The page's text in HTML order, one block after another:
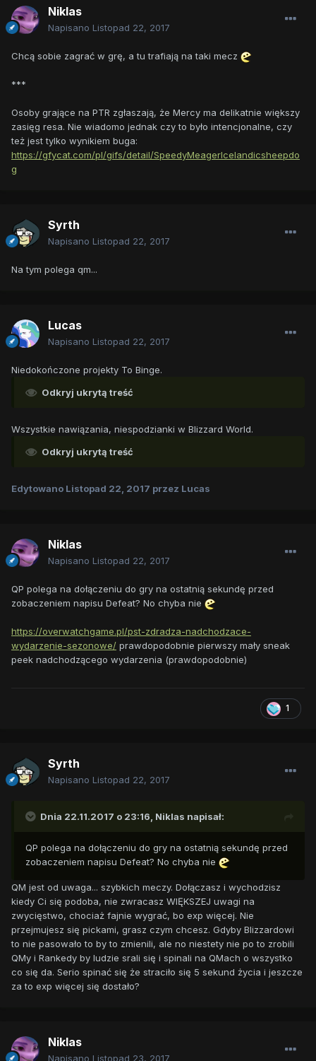
Niklas
Napisano Listopad 22, 2017
Chcą sobie zagrać w grę, a tu trafiają na taki mecz
***
Osoby grające na PTR zgłaszają, że Mercy ma delikatnie większy
zasięg resa. Nie wiadomo jednak czy to było intencjonalne, czy
też jest tylko wynikiem buga:
https://gfycat.com/pl/gifs/detail/SpeedyMeagerIcelandicsheepdo
g
Syrth
Napisano Listopad 22, 2017
Na tym polega qm...
Lucas
Napisano Listopad 22, 2017
Niedokończone projekty To Binge.
Odkryj ukrytą treść
Wszystkie nawiązania, niespodzianki w Blizzard World.
Odkryj ukrytą treść
Edytowano Listopad 22, 2017 przez Lucas
Niklas
Napisano Listopad 22, 2017
QP polega na dołączeniu do gry na ostatnią sekundę przed
zobaczeniem napisu Defeat? No chyba nie
https://overwatchgame.pl/pst-zdradza-nadchodzace-
wydarzenie-sezonowe/ prawdopodobnie pierwszy mały sneak
peek nadchodzącego wydarzenia (prawdopodobnie)
1
Syrth
Napisano Listopad 22, 2017
Dnia 22.11.2017 o 23:16, Niklas napisał:
QP polega na dołączeniu do gry na ostatnią sekundę przed
zobaczeniem napisu Defeat? No chyba nie
QM jest od uwaga... szybkich meczy. Dołączasz i wychodzisz
kiedy Ci się podoba, nie zwracasz WIĘKSZEJ uwagi na
zwycięstwo, chociaż fajnie wygrać, bo exp więcej. Nie
przejmujesz się pickami, grasz czym chcesz. Gdyby Blizzardowi
to nie pasowało to by to zmienili, ale no niestety nie po to zrobili
QMy i Rankedy by ludzie srali się i spinali na QMach o wszystko
co się da. Serio spinać się że straciło się 5 sekund życia i jeszcze
za to exp więcej się dostało?
Niklas
Napisano Listopad 23, 2017